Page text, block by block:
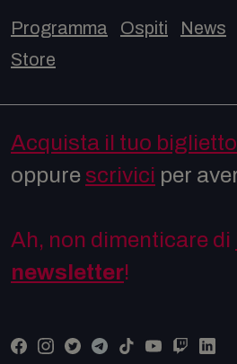
Programma Ospiti News
Store
Acquista il tuo biglietto
oppure scrivici per
Ah, non dimenticare di
newsletter!